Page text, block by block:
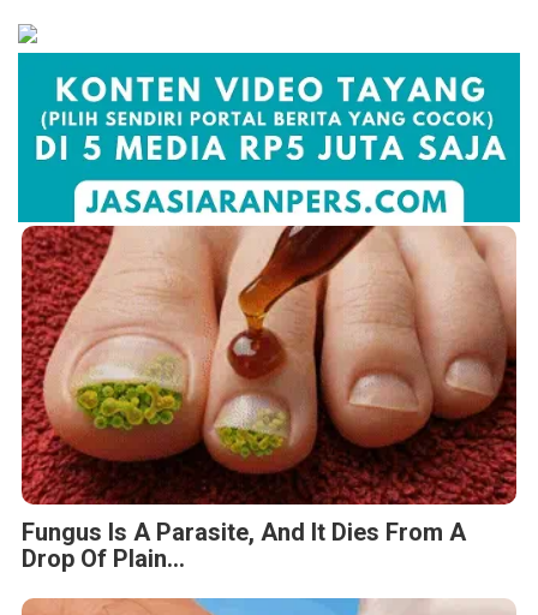
Fungus Is A Parasite, And It Dies From A
Drop Of Plain...